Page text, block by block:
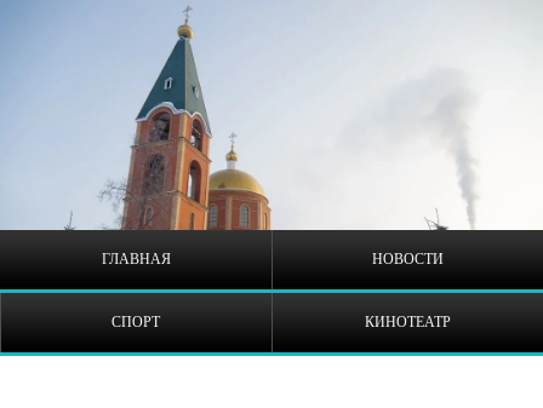
ГЛАВНАЯ НОВОСТИ
СПОРТ КИНОТЕАТР